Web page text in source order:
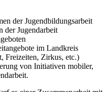
der Jugendbildungsarbeit
der Jugendarbeit
im Landkreis
Freizeiten, Zirkus, etc.)
von Initiativen mobiler,